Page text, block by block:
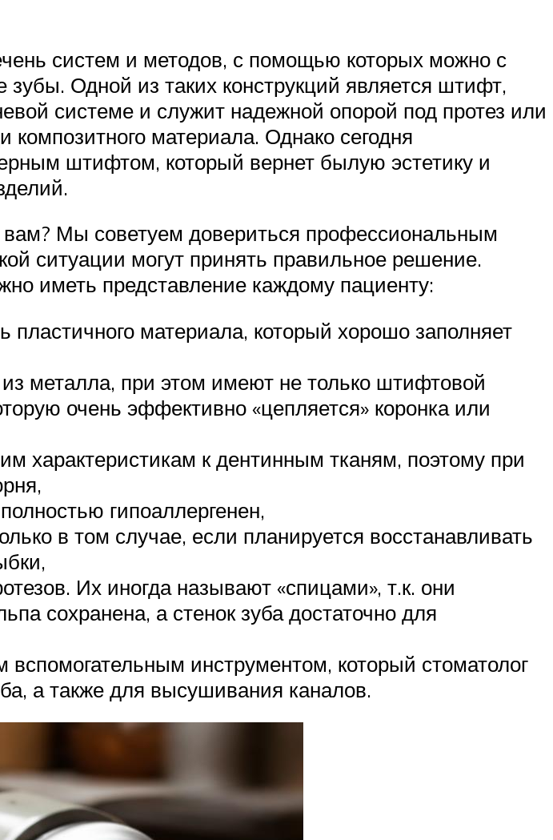
систем и методов, с помощью которых можно с
Одной из таких конструкций является штифт,
системе и служит надежной опорой под протез или
материала. Однако сегодня
штифтом, который вернет былую эстетику и
вам? Мы советуем довериться профессиональным
ситуации могут принять правильное решение.
иметь представление каждому пациенту:
пластичного материала, который хорошо заполняет
металла, при этом имеют не только штифтовой
очень эффективно «цепляется» коронка или
характеристикам к дентинным тканям, поэтому при
гипоаллергенен,
в том случае, если планируется восстанавливать
Их иногда называют «спицами», т.к. они
сохранена, а стенок зуба достаточно для
инструментом, который стоматолог
а также для высушивания каналов.